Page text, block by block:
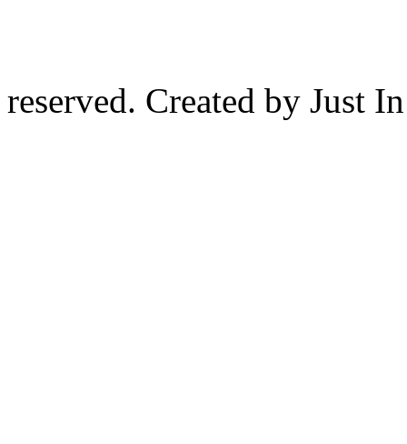
reserved. Created by Just